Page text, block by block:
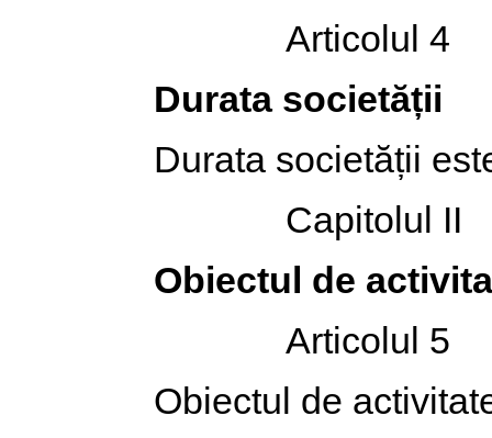
Articolul 4
Durata societății
Durata societății
Capitolul II
Obiectul de
Articolul 5
Obiectul de